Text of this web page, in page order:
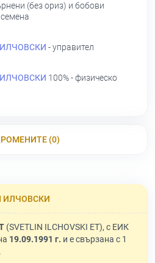
(без ориз) и бобови
- управител
100% - физическо
(0)
ИЛЧОВСКИ
(SVETLIN ILCHOVSKI ET), с ЕИК
19.09.1991 г. и е свързана с 1